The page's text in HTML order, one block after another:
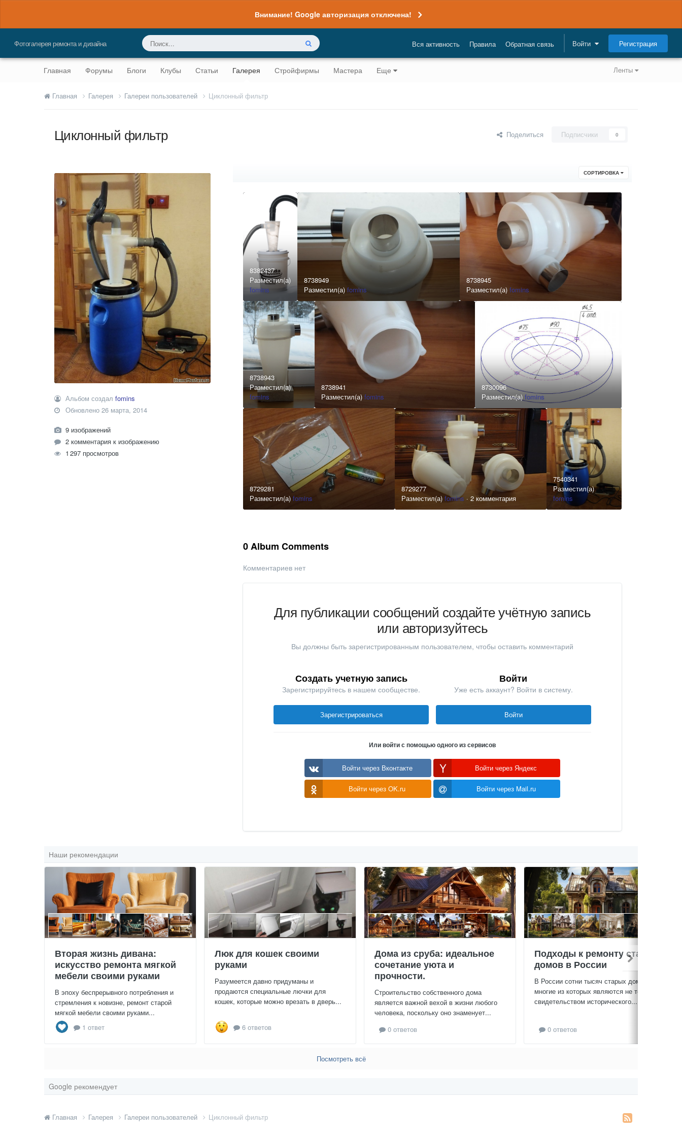
Внимание! Google авторизация отключена!
Фотогалерея ремонта и дизайна Вся активность Правила Обратная связь Войти Регистрация
Ленты
Главная Форумы Блоги Клубы Статьи Галерея Стройфирмы Мастера Еще
Главная Галерея Галереи пользователей Циклонный фильтр
Циклонный фильтр Поделиться Подписчики 0
Альбом создалfomins
Обновлено26 марта, 2014
9 изображений
2 комментария к изображению
1 297 просмотров
СОРТИРОВКА
8382437
Разместил(а)
fomins
8738949
Разместил(а) fomins
8738945
Разместил(а) fomins
8738943
Разместил(а)
fomins
8738941
Разместил(а) fomins
8730096
Разместил(а)fomins
8729281
Разместил(а) fomins
8729277
Разместил(а) fomins · 2 комментария
7540341
Разместил(а)
fomins
0 Album Comments
Комментариев нет
Для публикации сообщений создайте учётную запись
или авторизуйтесь
Вы должны быть зарегистрированным пользователем, чтобы оставить комментарий
Создать учетную запись
Зарегистрируйтесь в нашем сообществе.
Зарегистрироваться
Войти
Уже есть аккаунт? Войти в систему.
Войти
Или войти с помощью одного из сервисов
Войти через Вконтакте Войти через Яндекс
Войти через OK.ru Войти через Mail.ru
Наши рекомендации
Вторая жизнь дивана:
искусство ремонта мягкой
мебели своими руками
В эпоху беспрерывного потребления и
стремления к новизне, ремонт старой
мягкой мебели своими руками...
1 ответ
Люк для кошек своими
руками
Разумеется давно придуманы и
продаются специальные лючки для
кошек, которые можно врезать в дверь...
6 ответов
Дома из сруба: идеальное
сочетание уюта и
прочности.
Строительство собственного дома
является важной вехой в жизни любого
человека, поскольку оно знаменует...
0 ответов
Подходы к ремонту старых
домов в России
В России сотни тысяч старых домов,
многие из которых являются не только
свидетельством исторического...
0 ответов
Посмотреть всё
Google рекомендует
Главная Галерея Галереи пользователей Циклонный фильтр